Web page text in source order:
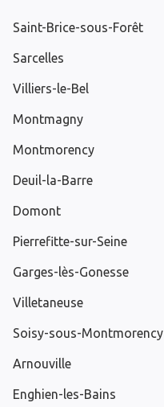
Saint-Brice-sous-Forêt
Sarcelles
Villiers-le-Bel
Montmagny
Montmorency
Deuil-la-Barre
Domont
Pierrefitte-sur-Seine
Garges-lès-Gonesse
Villetaneuse
Soisy-sous-Montmorency
Arnouville
Enghien-les-Bains